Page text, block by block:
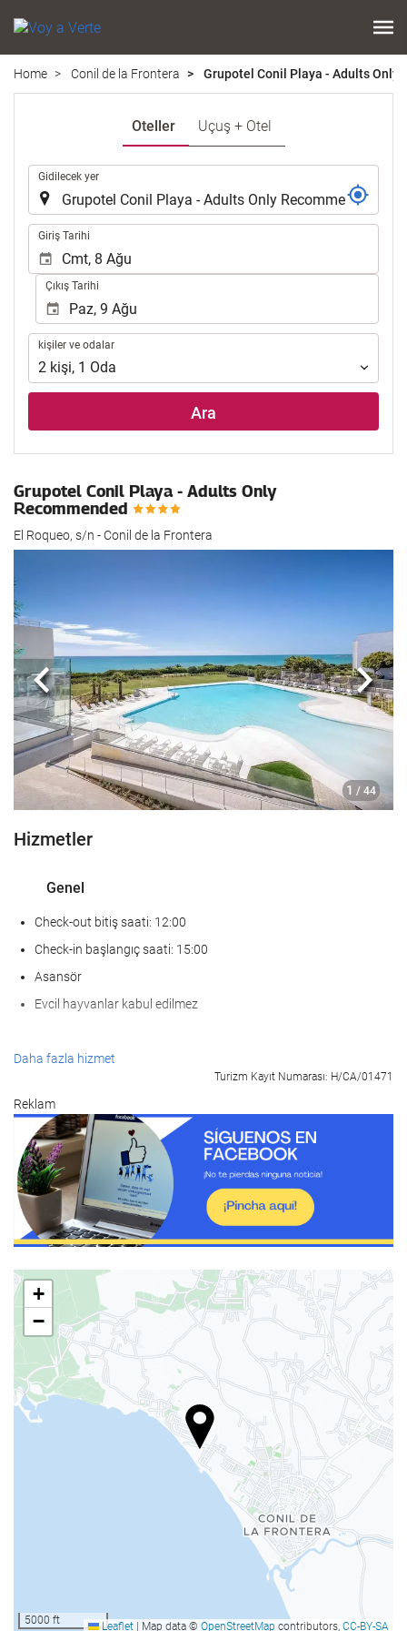
Home Conil de la Frontera Grupotel Conil Playa - Adults Only
Oteller Uçuş + Otel
Gidilecek yer
Giriş Tarihi
Çıkış Tarihi
kişiler
ve
odalar
kişiler ve odalar
2 kişi, 1 Oda
Ara
Grupotel Conil Playa - Adults Only
Recommended
El Roqueo, s/n - Conil de la Frontera
1 / 44
Önceki
Hizmetler
Genel
Check-out bitiş saati: 12:00
Check-in başlangıç saati: 15:00
Asansör
Evcil hayvanlar kabul edilmez
KarÅÄ±lama hizmetleri
Bagaj muhafazası
Yiyecek ve içecek
À la carte restoran
Bar
Havuz
Havuz
Ä°nternet
Ücretsiz Wi-Fi
Daha fazla hizmet
Turizm Kayıt Numarası: H/CA/01471
Reklam
+
−
5000 ft Leaflet Map data © OpenStreetMap contributors, CC-BY-SA